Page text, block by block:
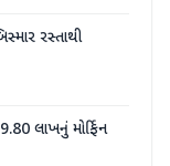
રસ્તાથી
લાખનું મોર્ફિન